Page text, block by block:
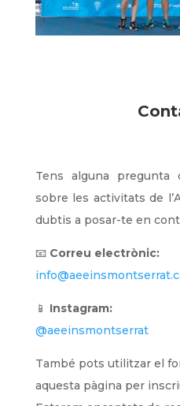
Tens alguna
sobre les activitats de
dubtis a posar-te en
📧 Correu electrònic:
📱 Instagram:
@aeeinsmontserrat
També pots utilitzar el
aquesta pàgina per